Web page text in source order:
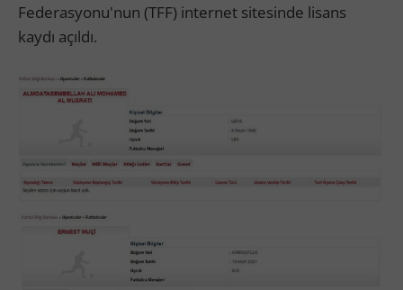
Federasyonu'nun (TFF) internet sitesinde lisans
kaydı açıldı.